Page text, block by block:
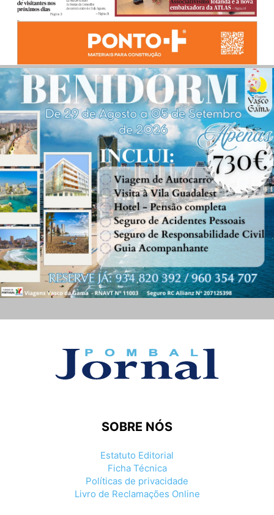
SOBRE NÓS
Estatuto Editorial
Ficha Técnica
Políticas de privacidade
Livro de Reclamações Online